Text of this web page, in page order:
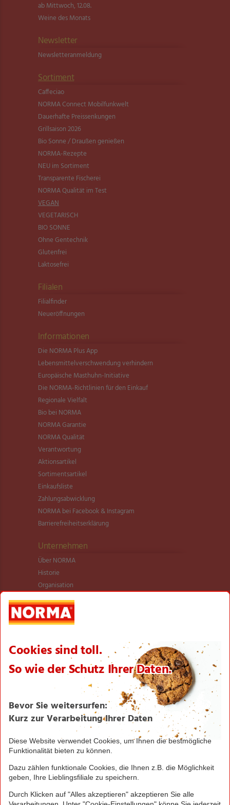
ab Mittwoch, 12.08.
Weine des Monats
Newsletter
Newsletter­anmeldung
Sortiment
Caffeciao
NORMA Connect Mobilfunkwelt
Dauerhafte Preissenkungen
Grillsaison 2026
Bio Sonne / Draußen genießen
NORMA-Rezepte
NEU im Sortiment
Transparente Fischerei
NORMA Qualität im Test
VEGAN
VEGETARISCH
BIO SONNE
Ohne Gentechnik
Glutenfrei
Laktosefrei
Filialen
Filialfinder
Neueröffnungen
Informationen
Die NORMA Plus App
Lebensmittel­verschwendung verhindern
Europäische Masthuhn-Initiative
Die NORMA-Richtlinien für den Einkauf
Regionale Vielfalt
Bio bei NORMA
NORMA Garantie
NORMA Qualität
Verantwortung
Aktionsartikel
Sortimentsartikel
Einkaufsliste
Zahlungsabwicklung
NORMA bei Facebook & Instagram
Barrierefreiheitserklärung
Unternehmen
Über NORMA
Historie
Organisation
International
Logistik
Filialnetz
Karriere
Verantwortung/CSR
NORMA News
Seite drucken
Nach oben
Greifen Sie schnell zu! Alle angegebenen Preise in
Irrtümer durch Schreib-, Programmier- und
Datenübertragungsfehler sind vorbehalten.
© 2016 - 2026 NORMA Lebensmittelfilialbetrieb